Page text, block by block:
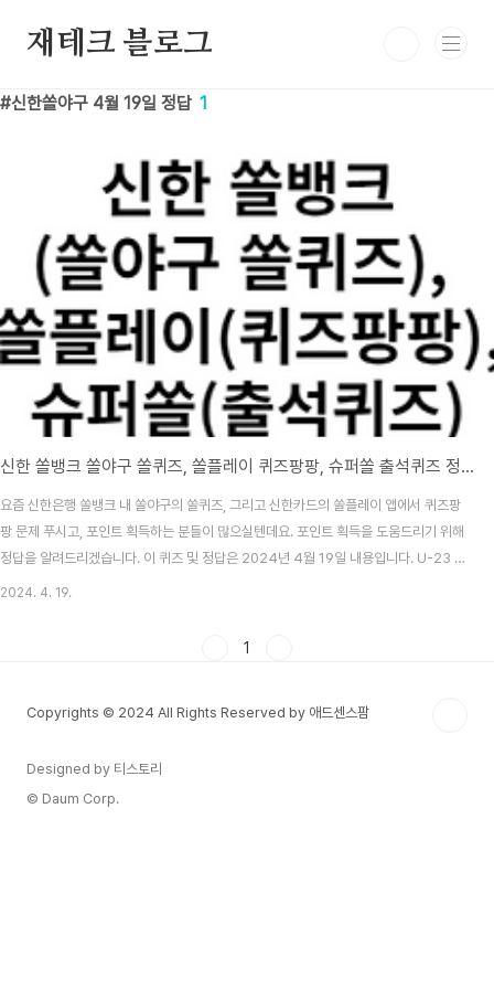
재테크 블로그
신한쏠야구 4월 19일 정답 1
신한 쏠뱅크 쏠야구 쏠퀴즈, 쏠플레이 퀴즈팡팡, 슈퍼쏠 출석퀴즈 정답 4월 19일
요즘 신한은행 쏠뱅크 내 쏠야구의 쏠퀴즈, 그리고 신한카드의 쏠플레이 앱에서 퀴즈팡
팡 문제 푸시고, 포인트 획득하는 분들이 많으실텐데요. 포인트 획득을 도움드리기 위해
정답을 알려드리겠습니다. 이 퀴즈 및 정답은 2024년 4월 19일 내용입니다. U-23 아
시안컵 (올림픽 예선전) 결과 및 무료 중계 알아보기 목차 신한 쏠뱅크 쏠야구(쏠퀴즈) 4
지었습..
2024. 4. 19.
1
Copyrights © 2024 All Rights Reserved by 애드센스팜
Designed by 티스토리
© Daum Corp.